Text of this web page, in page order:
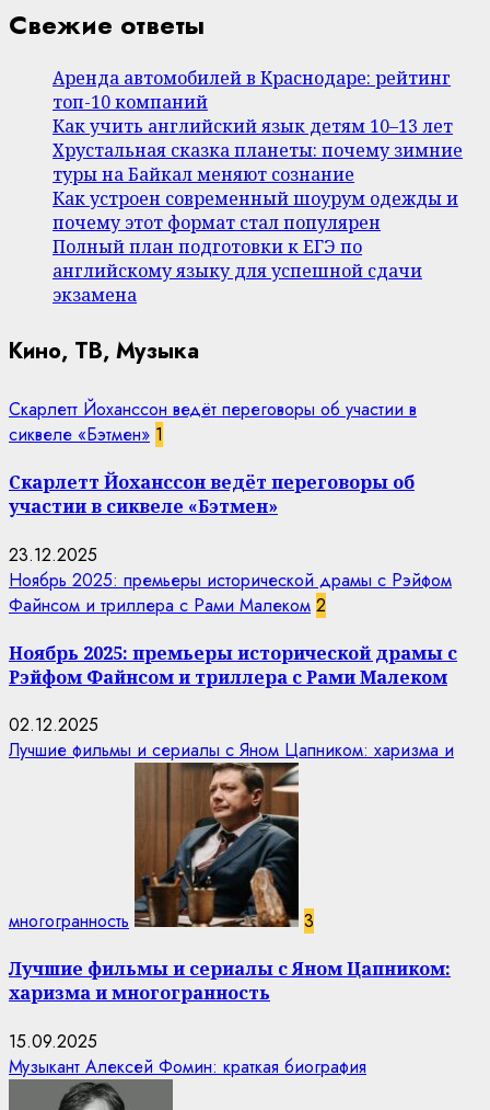
Свежие ответы
Аренда автомобилей в Краснодаре: рейтинг
топ-10 компаний
Как учить английский язык детям 10–13 лет
Хрустальная сказка планеты: почему зимние
туры на Байкал меняют сознание
Как устроен современный шоурум одежды и
почему этот формат стал популярен
Полный план подготовки к ЕГЭ по
английскому языку для успешной сдачи
экзамена
Кино, ТВ, Музыка
Скарлетт Йоханссон ведёт переговоры об участии в
сиквеле «Бэтмен» 1
Скарлетт Йоханссон ведёт переговоры об
участии в сиквеле «Бэтмен»
23.12.2025
Ноябрь 2025: премьеры исторической драмы с Рэйфом
Файнсом и триллера с Рами Малеком 2
Ноябрь 2025: премьеры исторической драмы с
Рэйфом Файнсом и триллера с Рами Малеком
02.12.2025
Лучшие фильмы и сериалы с Яном Цапником: харизма и
многогранность 3
Лучшие фильмы и сериалы с Яном Цапником:
харизма и многогранность
15.09.2025
Музыкант Алексей Фомин: краткая биография